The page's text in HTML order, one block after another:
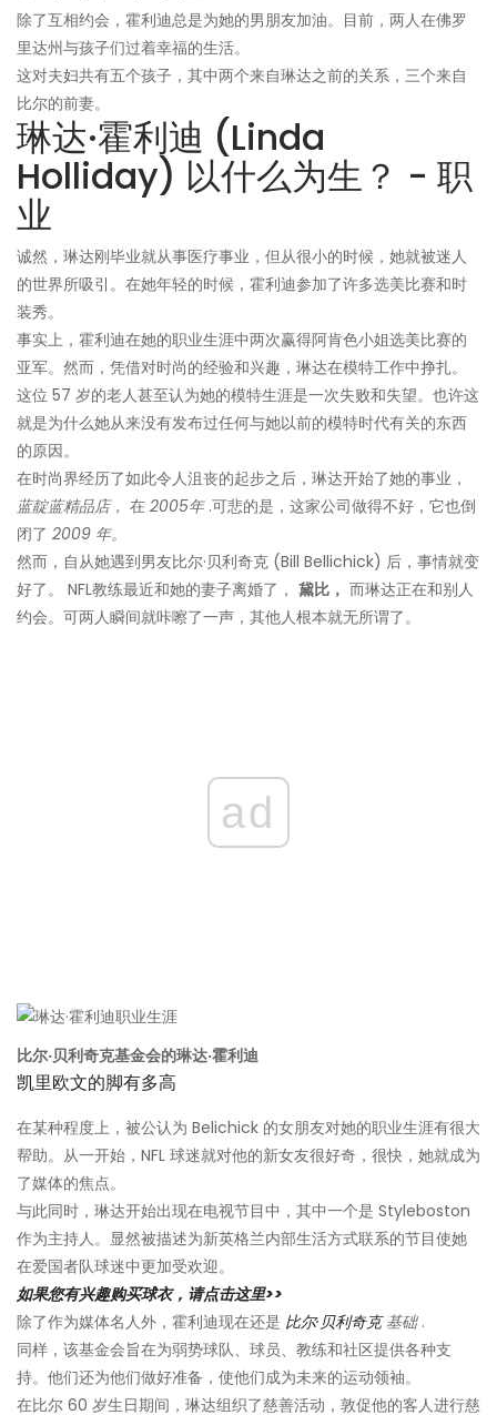
除了互相约会，霍利迪总是为她的男朋友加油。目前，两人在佛罗
里达州与孩子们过着幸福的生活。
这对夫妇共有五个孩子，其中两个来自琳达之前的关系，三个来自
比尔的前妻。
琳达·霍利迪 (Linda
Holliday) 以什么为生？ - 职
业
诚然，琳达刚毕业就从事医疗事业，但从很小的时候，她就被迷人
的世界所吸引。在她年轻的时候，霍利迪参加了许多选美比赛和时
装秀。
事实上，霍利迪在她的职业生涯中两次赢得阿肯色小姐选美比赛的
亚军。然而，凭借对时尚的经验和兴趣，琳达在模特工作中挣扎。
这位 57 岁的老人甚至认为她的模特生涯是一次失败和失望。也许这
就是为什么她从来没有发布过任何与她以前的模特时代有关的东西
的原因。
在时尚界经历了如此令人沮丧的起步之后，琳达开始了她的事业，
蓝靛蓝精品店， 在 2005年.可悲的是，这家公司做得不好，它也倒
闭了 2009 年。
然而，自从她遇到男友比尔·贝利奇克 (Bill Bellichick) 后，事情就变
好了。 NFL教练最近和她的妻子离婚了， 黛比， 而琳达正在和别人
约会。可两人瞬间就咔嚓了一声，其他人根本就无所谓了。
ad
比尔·贝利奇克基金会的琳达·霍利迪
凯里欧文的脚有多高
在某种程度上，被公认为 Belichick 的女朋友对她的职业生涯有很大
帮助。从一开始，NFL 球迷就对他的新女友很好奇，很快，她就成为
了媒体的焦点。
与此同时，琳达开始出现在电视节目中，其中一个是 Styleboston
作为主持人。显然被描述为新英格兰内部生活方式联系的节目使她
在爱国者队球迷中更加受欢迎。
如果您有兴趣购买球衣，请点击这里>>
除了作为媒体名人外，霍利迪现在还是 比尔·贝利奇克基础.
同样，该基金会旨在为弱势球队、球员、教练和社区提供各种支
持。他们还为他们做好准备，使他们成为未来的运动领袖。
在比尔 60 岁生日期间，琳达组织了慈善活动，敦促他的客人进行慈